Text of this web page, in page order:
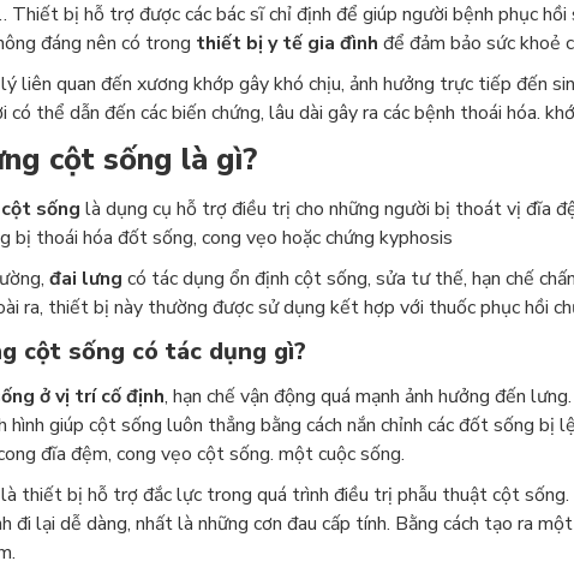
Thiết bị hỗ trợ được các bác sĩ chỉ định để giúp người bệnh phục
đáng nên có trong thiết bị y tế gia đình để đảm bảo sức khoẻ
liên quan đến xương khớp gây khó chịu, ảnh hưởng trực tiếp đến
thể dẫn đến các biến chứng, lâu dài gây ra các bệnh thoái hóa.
cột sống là gì?
sống là dụng cụ hỗ trợ điều trị cho những người bị thoát vị đĩa
bị thoái hóa đốt sống, cong vẹo hoặc chứng kyphosis
đai lưng có tác dụng ổn định cột sống, sửa tư thế, hạn chế
ra, thiết bị này thường được sử dụng kết hợp với thuốc phục hồi
cột sống có tác dụng gì?
ở vị trí cố định, hạn chế vận động quá mạnh ảnh hưởng đến
hình giúp cột sống luôn thẳng bằng cách nắn chỉnh các đốt sống bị
đĩa đệm, cong vẹo cột sống. một cuộc sống.
là thiết bị hỗ trợ đắc lực trong quá trình điều trị phẫu thuật cột
đi lại dễ dàng, nhất là những cơn đau cấp tính. Bằng cách tạo ra